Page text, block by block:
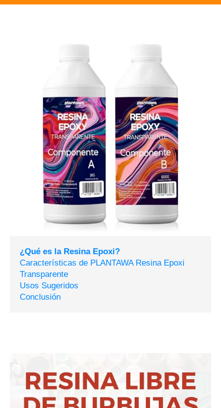
¿Qué es la Resina Epoxi?
Características de PLANTAWA Resina Epoxi
Transparente
Usos Sugeridos
Conclusión